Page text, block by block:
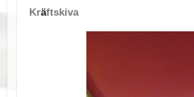
Kräftskiva